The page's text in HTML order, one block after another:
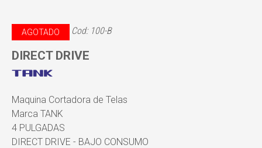
AGOTADO Cod: 100-B
DIRECT DRIVE
Maquina Cortadora de Telas
Marca TANK
4 PULGADAS
DIRECT DRIVE - BAJO CONSUMO